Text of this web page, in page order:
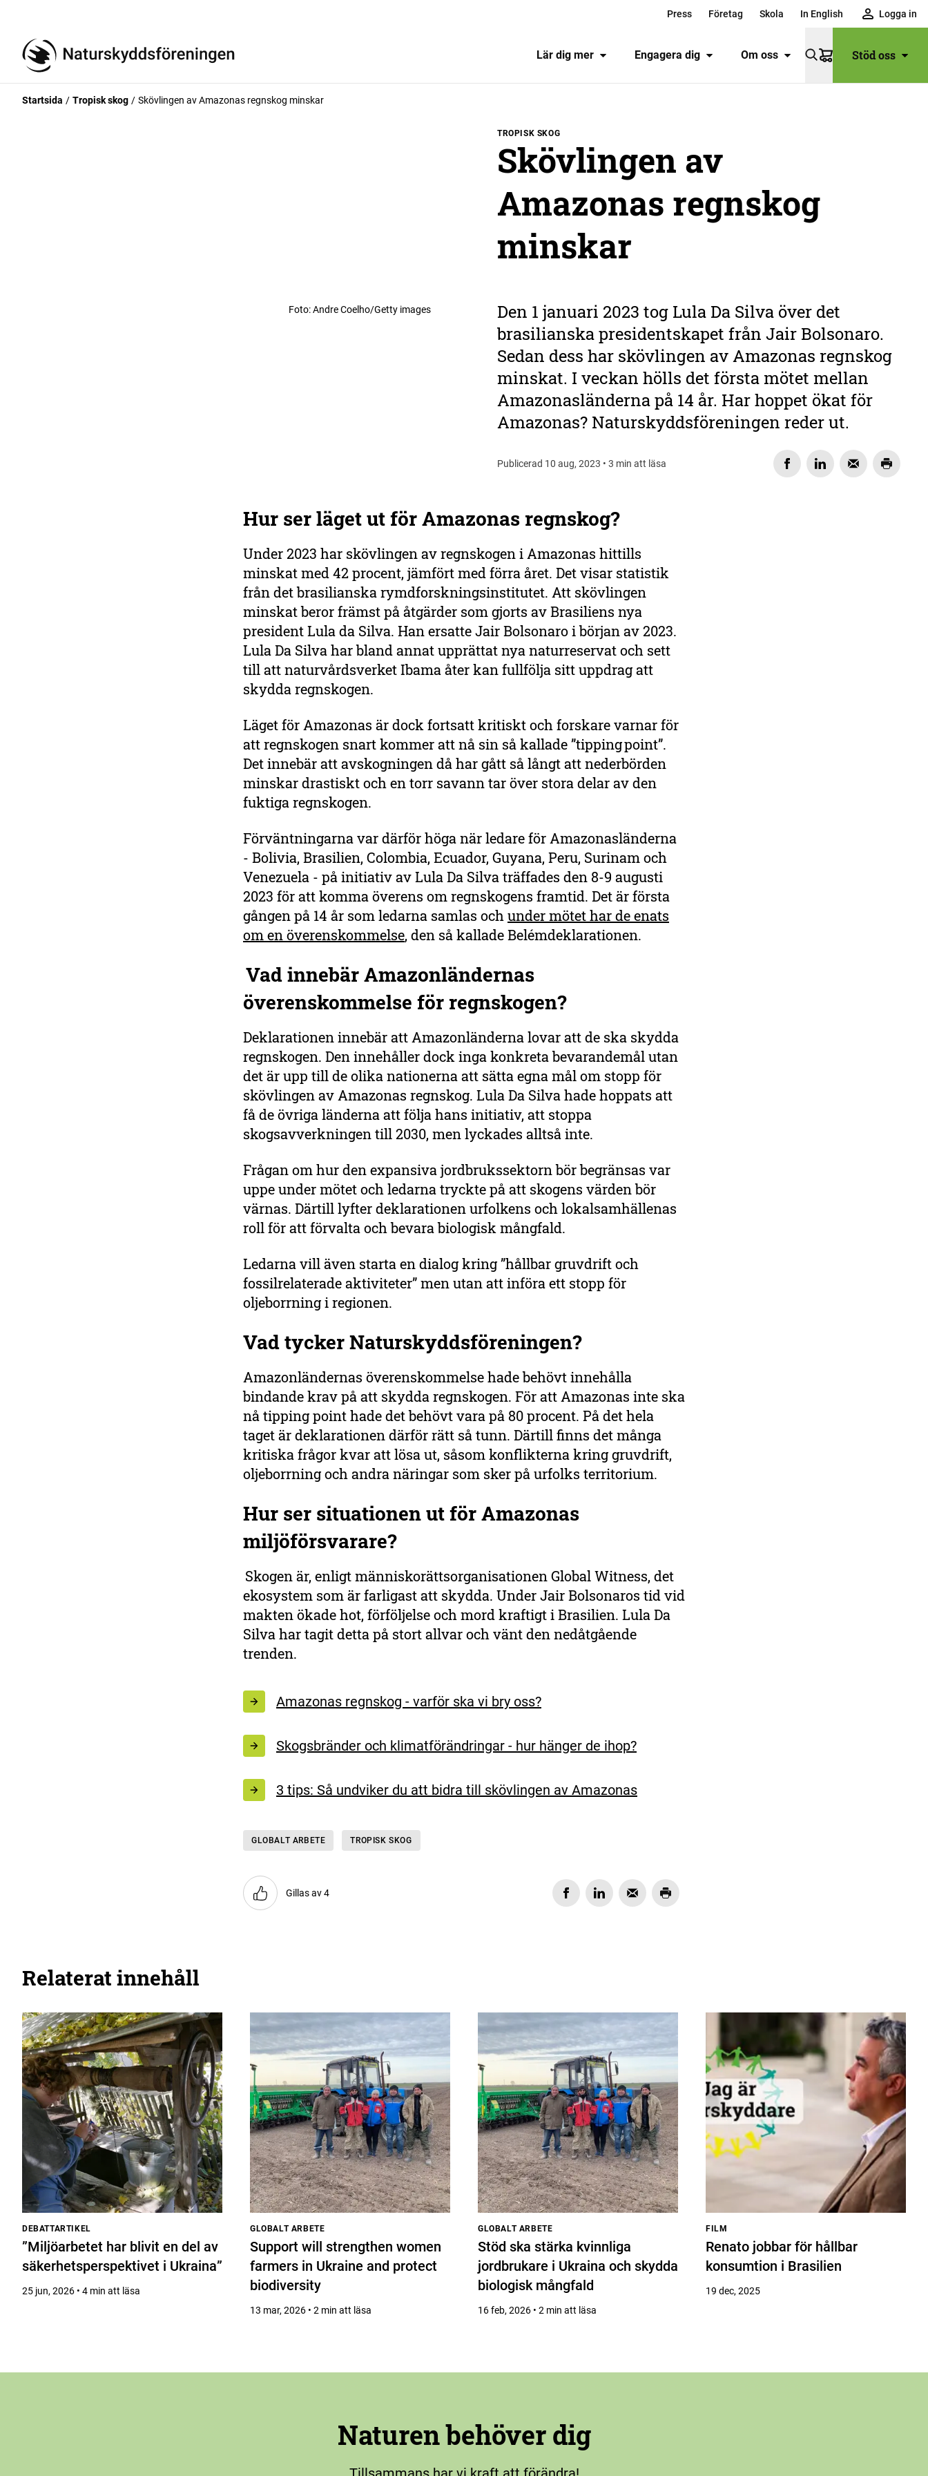
Press Företag Skola In English Logga in
Lär dig mer Engagera dig Om oss
VarukorgStöd oss
Startsida Tropisk skog Skövlingen av Amazonas regnskog minskar
Foto:Andre Coelho/Getty images
TROPISK SKOG
Skövlingen av
Amazonas regnskog
minskar
Den 1 januari 2023 tog Lula Da Silva över det
brasilianska presidentskapet från Jair Bolsonaro.
Sedan dess har skövlingen av Amazonas regnskog
minskat. I veckan hölls det första mötet mellan
Amazonasländerna på 14 år. Har hoppet ökat för
Amazonas? Naturskyddsföreningen reder ut.
Publicerad 10 aug, 2023 • 3 min att läsa
Hur ser läget ut för Amazonas regnskog?
Under 2023 har skövlingen av regnskogen i Amazonas hittills
minskat med 42 procent, jämfört med förra året. Det visar statistik
från det brasilianska rymdforskningsinstitutet. Att skövlingen
minskat beror främst på åtgärder som gjorts av Brasiliens nya
president Lula da Silva. Han ersatte Jair Bolsonaro i början av 2023.
Lula Da Silva har bland annat upprättat nya naturreservat och sett
till att naturvårdsverket Ibama åter kan fullfölja sitt uppdrag att
skydda regnskogen.
Läget för Amazonas är dock fortsatt kritiskt och forskare varnar för
att regnskogen snart kommer att nå sin så kallade ”tipping point”.
Det innebär att avskogningen då har gått så långt att nederbörden
minskar drastiskt och en torr savann tar över stora delar av den
fuktiga regnskogen.
Förväntningarna var därför höga när ledare för Amazonasländerna
- Bolivia, Brasilien, Colombia, Ecuador, Guyana, Peru, Surinam och
Venezuela - på initiativ av Lula Da Silva träffades den 8-9 augusti
2023 för att komma överens om regnskogens framtid. Det är första
gången på 14 år som ledarna samlas och under mötet har de enats
om en överenskommelse, den så kallade Belémdeklarationen.
Vad innebärAmazonländernas
överenskommelse för regnskogen?
Deklarationen innebär att Amazonländerna lovar att de ska skydda
regnskogen. Den innehåller dock inga konkreta bevarandemål utan
det är upp till de olika nationerna att sätta egna mål om stopp för
skövlingen av Amazonas regnskog. Lula Da Silva hade hoppats att
få de övriga länderna att följa hans initiativ, att stoppa
skogsavverkningen till 2030, men lyckades alltså inte.
Frågan om hur den expansiva jordbrukssektorn bör begränsas var
uppe under mötet och ledarna tryckte på att skogens värden bör
värnas. Därtill lyfter deklarationen urfolkens och lokalsamhällenas
roll för att förvalta och bevara biologisk mångfald.
Ledarna vill även starta en dialog kring ”hållbar gruvdrift och
fossilrelaterade aktiviteter” men utan att införa ett stopp för
oljeborrning i regionen.
Vad tycker Naturskyddsföreningen?
Amazonländernas överenskommelse hade behövt innehålla
bindande krav på att skydda regnskogen. För att Amazonas inte ska
nå tipping point hade det behövt vara på 80 procent. På det hela
taget är deklarationen därför rätt så tunn. Därtill finns det många
kritiska frågor kvar att lösa ut, såsom konflikterna kring gruvdrift,
oljeborrning och andra näringar som sker på urfolks territorium.
Hur ser situationen ut för Amazonas
miljöförsvarare?
Skogen är, enligt människorättsorganisationen Global Witness, det
ekosystem som är farligast att skydda. Under Jair Bolsonaros tid vid
makten ökade hot, förföljelse och mord kraftigt i Brasilien. Lula Da
Silva har tagit detta på stort allvar och vänt den nedåtgående
trenden.
Amazonas regnskog - varför ska vi bry oss?
Skogsbränder och klimatförändringar - hur hänger de ihop?
3 tips: Så undviker du att bidra till skövlingen av Amazonas
GLOBALT ARBETE TROPISK SKOG
Gillas av 4
Relaterat innehåll
DEBATTARTIKEL
”Miljöarbetet har blivit en del av
säkerhetsperspektivet i Ukraina”
25 jun, 2026 • 4 min att läsa
GLOBALT ARBETE
Support will strengthen women
farmers in Ukraine and protect
biodiversity
13 mar, 2026 • 2 min att läsa
GLOBALT ARBETE
Stöd ska stärka kvinnliga
jordbrukare i Ukraina och skydda
biologisk mångfald
16 feb, 2026 • 2 min att läsa
FILM
Renato jobbar för hållbar
konsumtion i Brasilien
19 dec, 2025
Naturen behöver dig